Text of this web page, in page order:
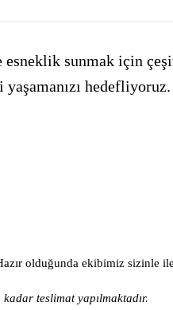
sunmak için
olduğunda ekibimiz
kadar teslimat yapılmaktadır.